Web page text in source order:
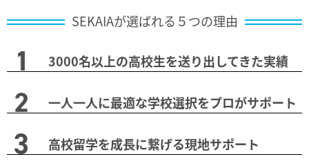
SEKAIAが選ばれる５つの理由
3000名以上の高校生を送り出してきた実績
一人一人に最適な学校選択をプロがサポート
高校留学を成長に繋げる現地サポート